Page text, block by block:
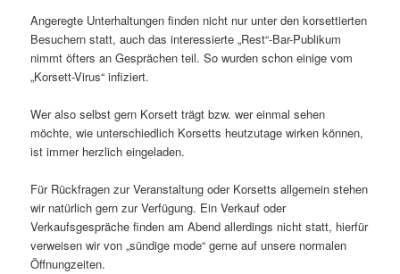
Angeregte Unterhaltungen finden nicht nur unter den korsettierten
Besuchern statt, auch das interessierte „Rest“-Bar-Publikum
nimmt öfters an Gesprächen teil. So wurden schon einige vom
„Korsett-Virus“ infiziert.
Wer also selbst gern Korsett trägt bzw. wer einmal sehen
möchte, wie unterschiedlich Korsetts heutzutage wirken können,
ist immer herzlich eingeladen.
Für Rückfragen zur Veranstaltung oder Korsetts allgemein stehen
wir natürlich gern zur Verfügung. Ein Verkauf oder
Verkaufsgespräche finden am Abend allerdings nicht statt, hierfür
verweisen wir von „sündige mode“ gerne auf unsere normalen
Öffnungzeiten.